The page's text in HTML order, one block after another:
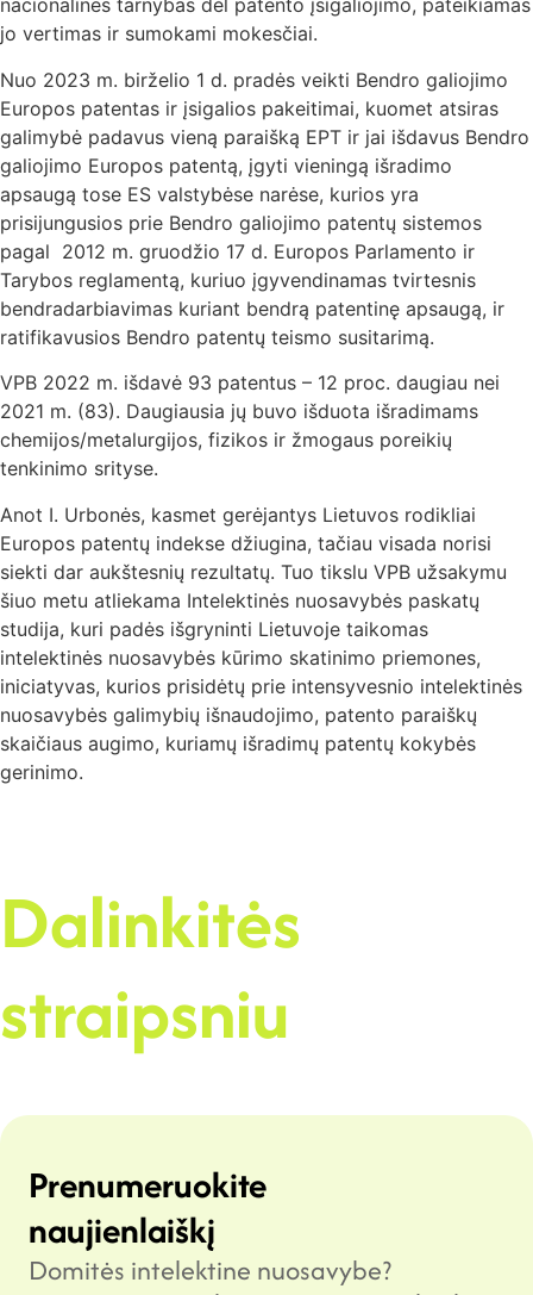
nacionalines tarnybas dėl patento įsigaliojimo, pateikiamas
jo vertimas ir sumokami mokesčiai.
Nuo 2023 m. birželio 1 d. pradės veikti Bendro galiojimo
Europos patentas ir įsigalios pakeitimai, kuomet atsiras
galimybė padavus vieną paraišką EPT ir jai išdavus Bendro
galiojimo Europos patentą, įgyti vieningą išradimo
apsaugą tose ES valstybėse narėse, kurios yra
prisijungusios prie Bendro galiojimo patentų sistemos
pagal 2012 m. gruodžio 17 d. Europos Parlamento ir
Tarybos reglamentą, kuriuo įgyvendinamas tvirtesnis
bendradarbiavimas kuriant bendrą patentinę apsaugą, ir
ratifikavusios Bendro patentų teismo susitarimą.
VPB 2022 m. išdavė 93 patentus – 12 proc. daugiau nei
2021 m. (83). Daugiausia jų buvo išduota išradimams
chemijos/metalurgijos, fizikos ir žmogaus poreikių
tenkinimo srityse.
Anot I. Urbonės, kasmet gerėjantys Lietuvos rodikliai
Europos patentų indekse džiugina, tačiau visada norisi
siekti dar aukštesnių rezultatų. Tuo tikslu VPB užsakymu
šiuo metu atliekama Intelektinės nuosavybės paskatų
studija, kuri padės išgryninti Lietuvoje taikomas
intelektinės nuosavybės kūrimo skatinimo priemones,
iniciatyvas, kurios prisidėtų prie intensyvesnio intelektinės
nuosavybės galimybių išnaudojimo, patento paraiškų
skaičiaus augimo, kuriamų išradimų patentų kokybės
gerinimo.
Dalinkitės
straipsniu
Prenumeruokite
naujienlaiškį
Domitės intelektine nuosavybe?